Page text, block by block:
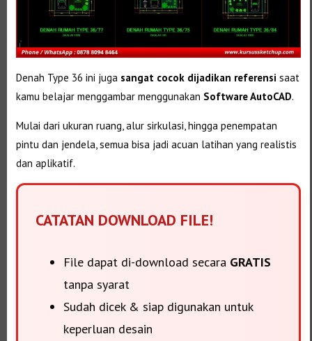
Denah Type 36 ini juga sangat cocok dijadikan referensi saat
kamu belajar menggambar menggunakan Software AutoCAD.
Mulai dari ukuran ruang, alur sirkulasi, hingga penempatan
pintu dan jendela, semua bisa jadi acuan latihan yang realistis
dan aplikatif.
CATATAN DOWNLOAD FILE!
File dapat di-download secara GRATIS
tanpa syarat
Sudah dicek & siap digunakan untuk
keperluan desain